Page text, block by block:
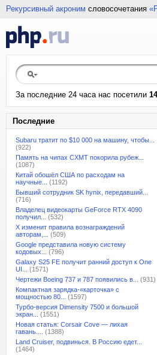
Рекурсивный акроним словосочетания
За последние 24 часа нас посетили
Последние
Subaru тратит по $10 000 на машину, чтобы...
(922)
Память на чипах CXMT покорила рубеж...
(1087)
Китай обошёл США по расходам на
научные...
(1192)
Бывший сотрудник SK hynix, передавший...
(716)
Владелец видеокарты GeForce RTX 4090
получил...
(532)
X изменит правила вознаграждений
авторам,...
(509)
Google представила новую систему
кодовых...
(796)
Galaxy S25 FE получит ранний доступ к One
UI...
(1571)
Чертежи Boeing 737 и 787 появились в...
(931)
Компактная зарядка-«карточка» с
мощностью 80...
(1597)
Турбо-версия Dimensity 7500 и большой
экран...
(1551)
Новая статья: Corsair Cove — лихая
гавань....
(1388)
Land Cruiser, подвинься. В Россию едет...
(1464)